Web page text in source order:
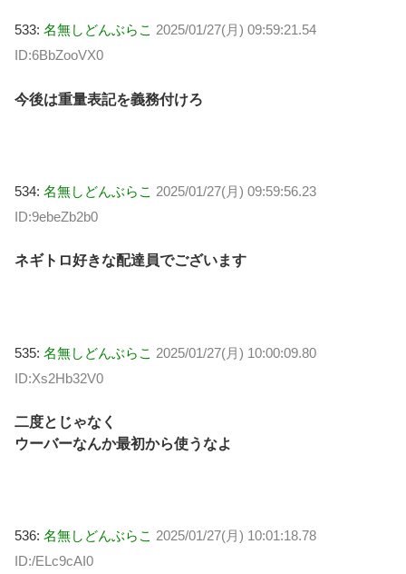
533: 名無しどんぶらこ 2025/01/27(月) 09:59:21.54
ID:6BbZooVX0
今後は重量表記を義務付けろ
534: 名無しどんぶらこ 2025/01/27(月) 09:59:56.23
ID:9ebeZb2b0
ネギトロ好きな配達員でございます
535: 名無しどんぶらこ 2025/01/27(月) 10:00:09.80
ID:Xs2Hb32V0
二度とじゃなく
ウーバーなんか最初から使うなよ
536: 名無しどんぶらこ 2025/01/27(月) 10:01:18.78
ID:/ELc9cAI0